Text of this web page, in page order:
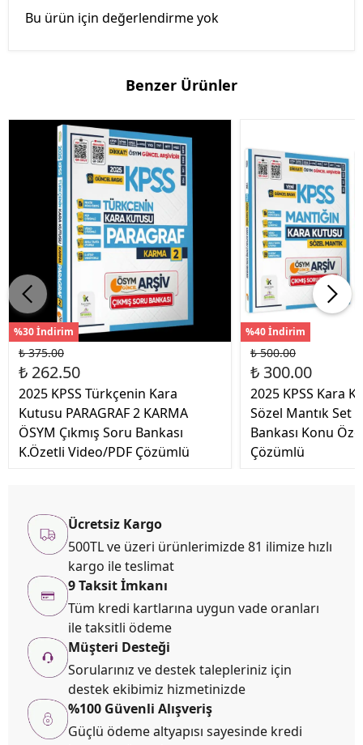
Bu ürün için değerlendirme yok
Benzer Ürünler
%30 İndirim
₺ 375.00
₺ 262.50
2025 KPSS Türkçenin Kara
Kutusu PARAGRAF 2 KARMA
ÖSYM Çıkmış Soru Bankası
K.Özetli Video/PDF Çözümlü
%40 İndirim
₺ 500.00
₺ 300.00
2025 KPSS Kara
Sözel Mantık Set
Bankası Konu
Çözümlü
Ücretsiz Kargo
500TL ve üzeri ürünlerimizde 81 ilimize hızlı
kargo ile teslimat
9 Taksit İmkanı
Tüm kredi kartlarına uygun vade oranları
ile taksitli ödeme
Müşteri Desteği
Sorularınız ve destek talepleriniz için
destek ekibimiz hizmetinizde
%100 Güvenli Alışveriş
Güçlü ödeme altyapısı sayesinde kredi